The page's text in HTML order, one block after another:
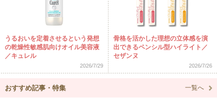
うるおいを定着させるという発想
の乾燥性敏感肌向けオイル美容液
／キュレル
2026/7/29
骨格を活かした理想の立体感を演
出できるペンシル型ハイライト／
セザンヌ
2026/7/26
おすすめ記事・特集 一覧へ